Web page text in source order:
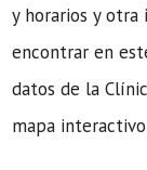
y horarios y
encontrar en
datos de la
mapa